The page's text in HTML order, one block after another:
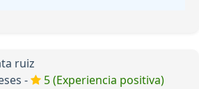
ruiz
-
5 (Experiencia positiva)